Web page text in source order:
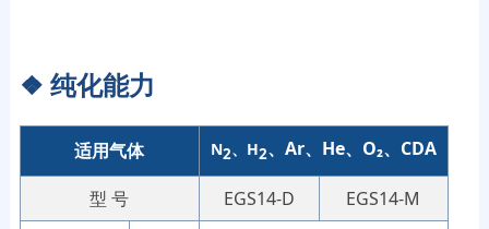
❖ 纯化能力
适用气体 N2、H2、Ar、He、O₂、CDA
型 号 EGS14-D EGS14-M